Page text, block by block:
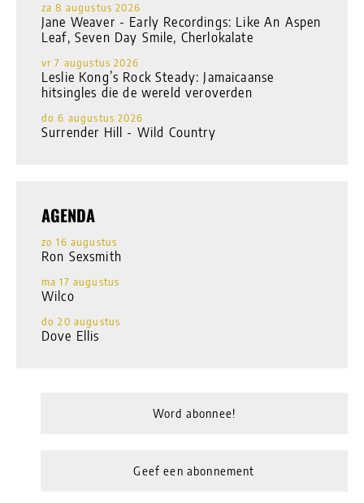
za 8 augustus 2026
Jane Weaver - Early Recordings: Like An Aspen
Leaf, Seven Day Smile, Cherlokalate
vr 7 augustus 2026
Leslie Kong’s Rock Steady: Jamaicaanse
hitsingles die de wereld veroverden
do 6 augustus 2026
Surrender Hill - Wild Country
AGENDA
zo 16 augustus
Ron Sexsmith
ma 17 augustus
Wilco
do 20 augustus
Dove Ellis
Word abonnee!
Geef een abonnement